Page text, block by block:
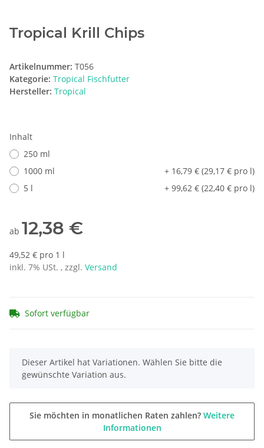
Tropical Krill Chips
Artikelnummer: T056
Kategorie: Tropical Fischfutter
Hersteller: Tropical
Inhalt
250 ml
1000 ml
+ 16,79 € (29,17 € pro l)
5 l
+ 99,62 € (22,40 € pro l)
ab 12,38 €
49,52 € pro 1 l
inkl. 7% USt. , zzgl. Versand
Sofort verfügbar
x
Dieser Artikel hat Variationen. Wählen Sie bitte die
gewünschte Variation aus.
Sie möchten in monatlichen Raten zahlen? Weitere
Informationen